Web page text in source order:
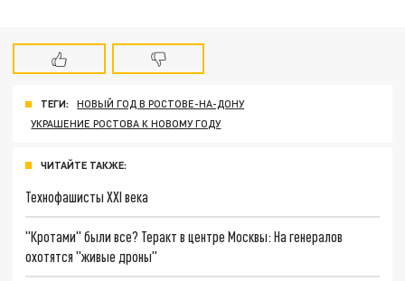
ТЕГИ:
НОВЫЙ ГОД В РОСТОВЕ-НА-ДОНУ
УКРАШЕНИЕ РОСТОВА К НОВОМУ ГОДУ
ЧИТАЙТЕ ТАКЖЕ:
Технофашисты XXI века
"Кротами" были все? Теракт в центре Москвы: На генералов
охотятся "живые дроны"